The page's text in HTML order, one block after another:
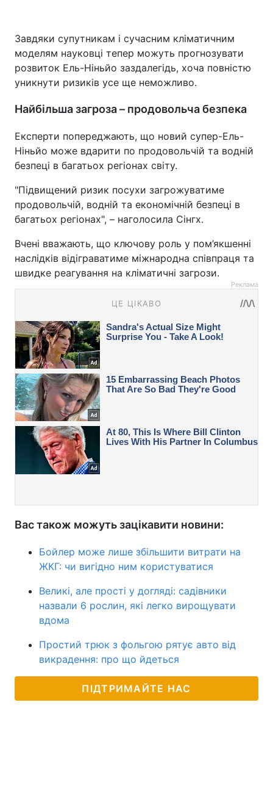
Завдяки супутникам і сучасним кліматичним
моделям науковці тепер можуть прогнозувати
розвиток Ель-Ніньйо заздалегідь, хоча повністю
уникнути ризиків усе ще неможливо.
Найбільша загроза – продовольча безпека
Експерти попереджають, що новий супер-Ель-
Ніньйо може вдарити по продовольчій та водній
безпеці в багатьох регіонах світу.
"Підвищений ризик посухи загрожуватиме
продовольчій, водній та економічній безпеці в
багатьох регіонах", – наголосила Сінгх.
Вчені вважають, що ключову роль у пом’якшенні
наслідків відіграватиме міжнародна співпраця та
швидке реагування на кліматичні загрози.
Реклама
Вас також можуть зацікавити новини:
Бойлер може лише збільшити витрати на
ЖКГ: чи вигідно ним користуватися
Великі, але прості у догляді: садівники
назвали 6 рослин, які легко вирощувати
вдома
Простий трюк з фольгою рятує авто від
викрадення: про що йдеться
ПІДТРИМАЙТЕ НАС